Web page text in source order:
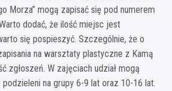
Morza” mogą zapisać się pod numerem
dodać, że ilość miejsc jest
się pospieszyć. Szczególnie, że o
na warsztaty plastyczne z Kamą
zgłoszeń. W zajęciach udział mogą
na grupy 6-9 lat oraz 10-16 lat.